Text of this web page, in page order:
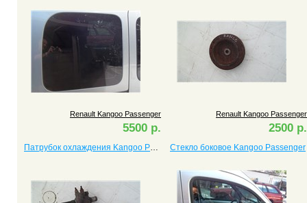
Renault Kangoo Passenger
5500 р.
Renault Kangoo Passenger
2500 р.
Патрубок охлаждения Kangoo Passenger Стекло боковое Kangoo Passenger